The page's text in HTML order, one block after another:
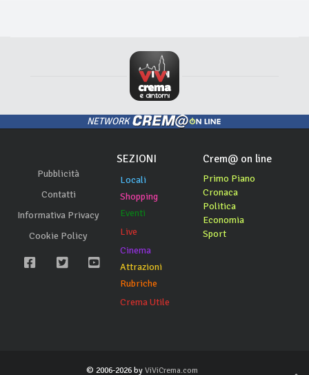
NETWORK
Pubblicità
Contatti
Informativa Privacy
Cookie Policy
SEZIONI
Locali
Shopping
Eventi
Live
Cinema
Attrazioni
Rubriche
Crema Utile
Crem@ on line
Primo Piano
Cronaca
Politica
Economia
Sport
© 2006-2026 by ViViCrema.com